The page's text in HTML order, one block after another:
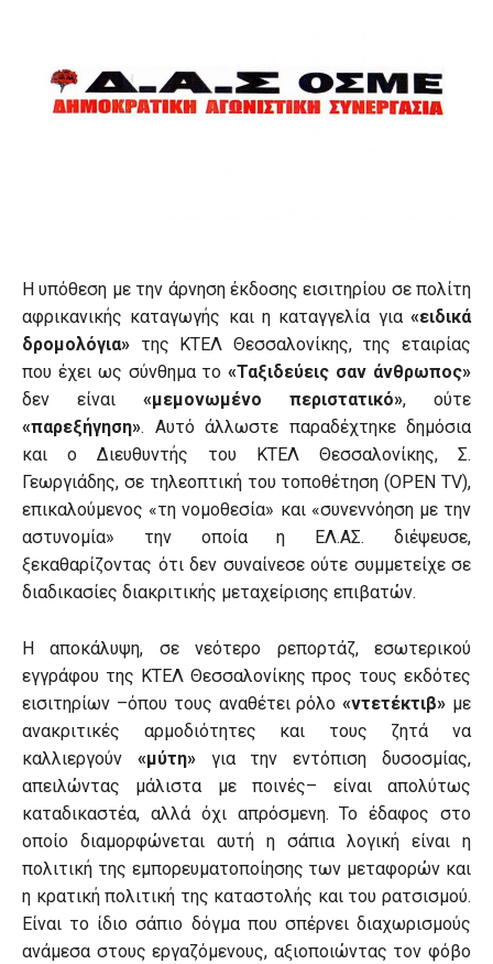
Η υπόθεση με την άρνηση έκδοσης εισιτηρίου σε πολίτη
αφρικανικής καταγωγής και η καταγγελία για «ειδικά
δρομολόγια» της ΚΤΕΛ Θεσσαλονίκης, της εταιρίας
που έχει ως σύνθημα το«Ταξιδεύεις σαν άνθρωπος»
δεν είναι «μεμονωμένο περιστατικό», ούτε
«παρεξήγηση». Αυτό άλλωστε παραδέχτηκε δημόσια
και ο Διευθυντής του ΚΤΕΛ Θεσσαλονίκης, Σ.
Γεωργιάδης, σε τηλεοπτική του τοποθέτηση (OPEN TV),
επικαλούμενος «τη νομοθεσία» και «συνεννόηση με την
αστυνομία» την οποία η ΕΛ.ΑΣ. διέψευσε,
ξεκαθαρίζοντας ότι δεν συναίνεσε ούτε συμμετείχε σε
διαδικασίες διακριτικής μεταχείρισης επιβατών.
Η αποκάλυψη, σε νεότερο ρεπορτάζ, εσωτερικού
εγγράφου της ΚΤΕΛ Θεσσαλονίκης προς τους εκδότες
εισιτηρίων –όπου τους αναθέτει ρόλο«ντετέκτιβ» με
ανακριτικές αρμοδιότητες και τους ζητά να
καλλιεργούν «μύτη»για την εντόπιση δυσοσμίας,
απειλώντας μάλιστα με ποινές– είναι απολύτως
καταδικαστέα, αλλά όχι απρόσμενη. Το έδαφος στο
οποίο διαμορφώνεται αυτή η σάπια λογική είναι η
πολιτική της εμπορευματοποίησης των μεταφορών και
η κρατική πολιτική της καταστολής και του ρατσισμού.
Είναι το ίδιο σάπιο δόγμα που σπέρνει διαχωρισμούς
ανάμεσα στους εργαζόμενους, αξιοποιώντας τον φόβο